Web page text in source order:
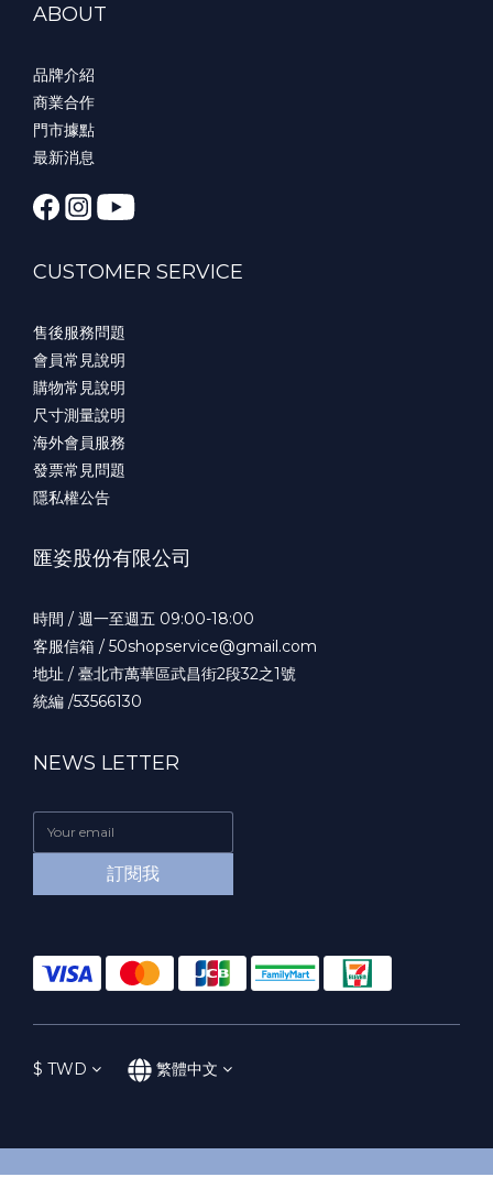
ABOUT
品牌介紹
商業合作
門市據點
最新消息
CUSTOMER SERVICE
售後服務問題
會員常見說明
購物常見說明
尺寸測量說明
海外會員服務
發票常見問題
隱私權公告
匯姿股份有限公司
時間 / 週一至週五 09:00-18:00
客服信箱 / 50shopservice@gmail.com
地址 / 臺北市萬華區武昌街2段32之1號
統編 /53566130
NEWS LETTER
訂閱我
$ TWD 繁體中文